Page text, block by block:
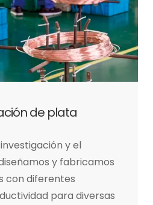
de plata
y el
y fabricamos
con diferentes
para diversas